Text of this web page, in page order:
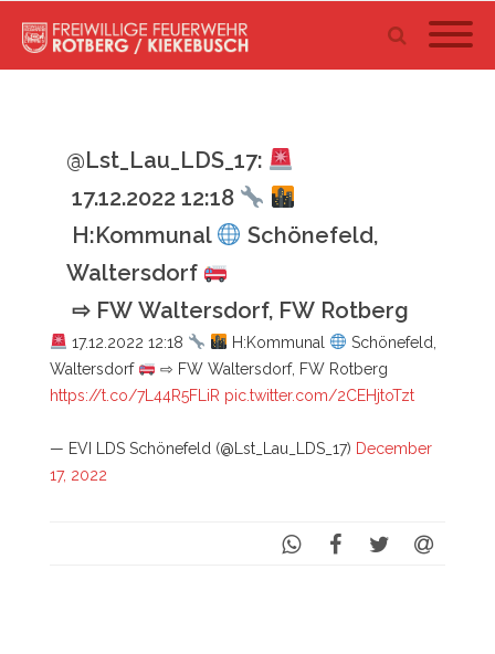
@Lst_Lau_LDS_17:
17.12.2022 12:18
H:Kommunal
Schönefeld,
Waltersdorf
⇨ FW Waltersdorf, FW Rotberg
17.12.2022 12:18 H:Kommunal
Schönefeld,
Waltersdorf
⇨ FW Waltersdorf, FW Rotberg
https://t.co/7L44R5FLiR pic.twitter.com/2CEHjtoTzt
— EVI LDS Schönefeld (@Lst_Lau_LDS_17) December
17, 2022